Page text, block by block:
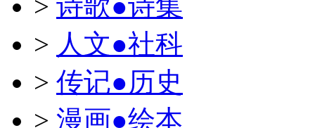
> 人文●社科
> 传记●历史
> 漫画●绘本